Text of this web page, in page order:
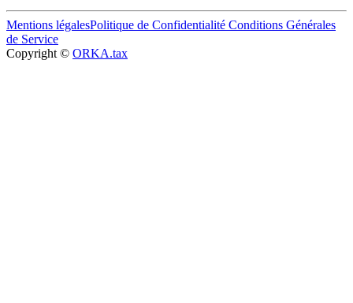
Mentions légalesPolitique de Confidentialité Conditions Générales
de Service
Copyright © ORKA.tax